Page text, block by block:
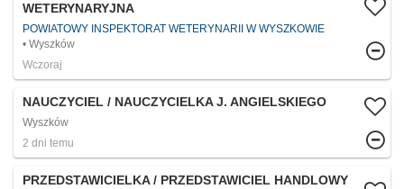
WETERYNARYJNA
POWIATOWY INSPEKTORAT WETERYNARII W WYSZKOWIE
Wyszków
Wczoraj
NAUCZYCIEL / NAUCZYCIELKA J. ANGIELSKIEGO
Wyszków
2 dni temu
PRZEDSTAWICIELKA / PRZEDSTAWICIEL HANDLOWY